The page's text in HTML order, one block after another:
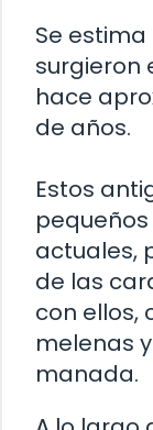
Se
surgieron
hace
de años.
Estos
actuales,
de las
con ellos,
melenas
manada.